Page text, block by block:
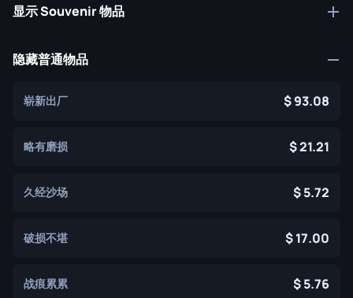
显示 Souvenir 物品
隐藏普通物品
崭新出厂 93.08
略有磨损 21.21
久经沙场 5.72
破损不堪 17.00
战痕累累 5.76